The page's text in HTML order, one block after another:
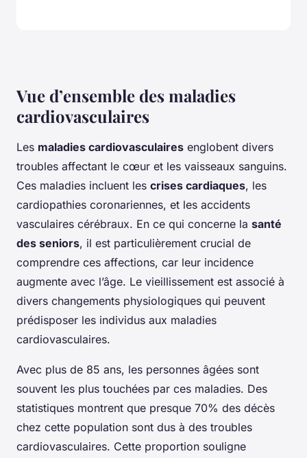
Vue d’ensemble des maladies
cardiovasculaires
Les maladies cardiovasculaires englobent divers
troubles affectant le cœur et les vaisseaux sanguins.
Ces maladies incluent les crises cardiaques, les
cardiopathies coronariennes, et les accidents
vasculaires cérébraux. En ce qui concerne la santé
des seniors, il est particulièrement crucial de
comprendre ces affections, car leur incidence
augmente avec l’âge. Le vieillissement est associé à
divers changements physiologiques qui peuvent
prédisposer les individus aux maladies
cardiovasculaires.
Avec plus de 85 ans, les personnes âgées sont
souvent les plus touchées par ces maladies. Des
statistiques montrent que presque 70% des décès
chez cette population sont dus à des troubles
cardiovasculaires. Cette proportion souligne